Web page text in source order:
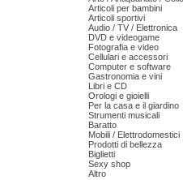
Articoli per bambini
Articoli sportivi
Audio / TV / Elettronica
DVD e videogame
Fotografia e video
Cellulari e accessori
Computer e software
Gastronomia e vini
Libri e CD
Orologi e gioielli
Per la casa e il giardino
Strumenti musicali
Baratto
Mobili / Elettrodomestici
Prodotti di bellezza
Biglietti
Sexy shop
Altro